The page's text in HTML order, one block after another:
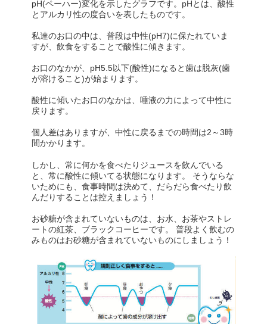
pH(ペーハー)変化を示したグラフです。pHとは、酸性
とアルカリ性の度合いを表したものです。
私達のお口の中は、普段は中性(pH7)に保たれていま
すが、飲食をすることで酸性に傾きます。
お口のなかが、pH5.5以下(酸性)になると歯は脱灰(歯
が溶けること)が始まります。
酸性に傾いたお口のなかは、唾液の力によって中性に
戻ります。
個人差はありますが、中性に戻るまでの時間は2～3時
間かかります。
しかし、常に何かを食べたりジュースを飲んでいる
と、常に酸性に傾いてる状態になります。 そうならな
いためにも、食事時間は決めて、だらだら食べたり飲
んだりすることは控えましょう！
お砂糖が含まれていないものは、お水、お茶やストレ
ートの紅茶、ブラックコーヒーです。 普段よく飲むの
みものはお砂糖が含まれていないものにしましょう！